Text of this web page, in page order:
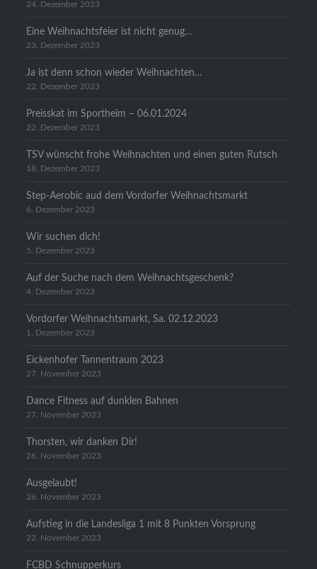
24. Dezember 2023
Eine Weihnachtsfeier ist nicht genug…
23. Dezember 2023
Ja ist denn schon wieder Weihnachten…
22. Dezember 2023
Preisskat im Sportheim – 06.01.2024
22. Dezember 2023
TSV wünscht frohe Weihnachten und einen guten Rutsch
18. Dezember 2023
Step-Aerobic aud dem Vordorfer Weihnachtsmarkt
6. Dezember 2023
Wir suchen dich!
5. Dezember 2023
Auf der Suche nach dem Weihnachtsgeschenk?
4. Dezember 2023
Vordorfer Weihnachtsmarkt, Sa. 02.12.2023
1. Dezember 2023
Eickenhofer Tannentraum 2023
27. November 2023
Dance Fitness auf dunklen Bahnen
27. November 2023
Thorsten, wir danken Dir!
26. November 2023
Ausgelaubt!
26. November 2023
Aufstieg in die Landesliga 1 mit 8 Punkten Vorsprung
22. November 2023
FCBD Schnupperkurs